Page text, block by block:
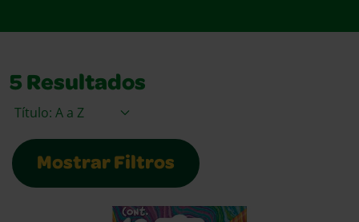
5 Resultados
Ordenar Por
Mostrar Filtros